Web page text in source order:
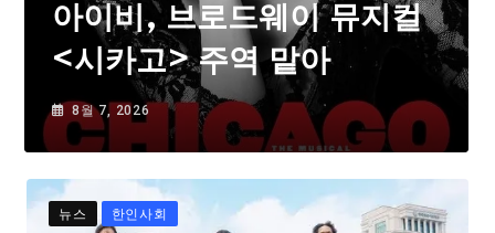
아이비, 브로드웨이 뮤지컬
<시카고> 주역 맡아
8월 7, 2026
뉴스 한인사회